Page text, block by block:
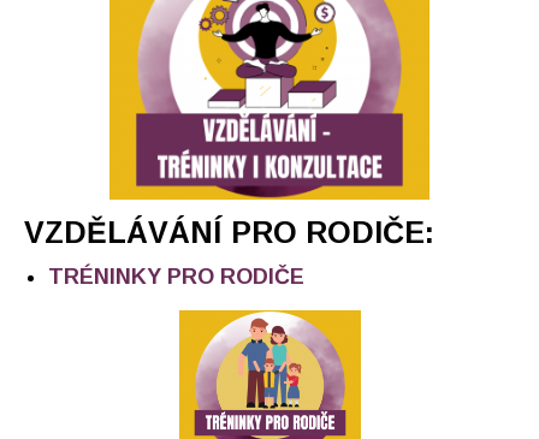
VZDĚLÁVÁNÍ PRO RODIČE:
TRÉNINKY PRO RODIČE